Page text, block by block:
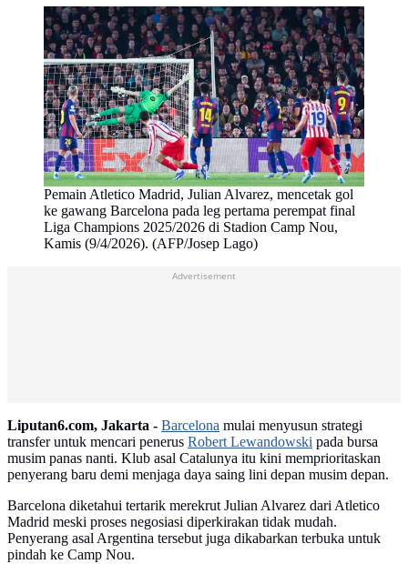
Pemain Atletico Madrid, Julian Alvarez, mencetak gol
ke gawang Barcelona pada leg pertama perempat final
Liga Champions 2025/2026 di Stadion Camp Nou,
Kamis (9/4/2026). (AFP/Josep Lago)
Advertisement
Liputan6.com, Jakarta - Barcelona mulai menyusun strategi
transfer untuk mencari penerus Robert Lewandowski pada bursa
musim panas nanti. Klub asal Catalunya itu kini memprioritaskan
penyerang baru demi menjaga daya saing lini depan musim depan.
Barcelona diketahui tertarik merekrut Julian Alvarez dari Atletico
Madrid meski proses negosiasi diperkirakan tidak mudah.
Penyerang asal Argentina tersebut juga dikabarkan terbuka untuk
pindah ke Camp Nou.